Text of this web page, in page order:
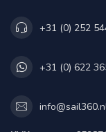
+31 (0) 252
+31 (0) 622